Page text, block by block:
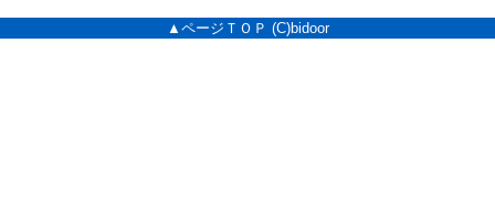
▲ページＴＯＰ (C)bidoor